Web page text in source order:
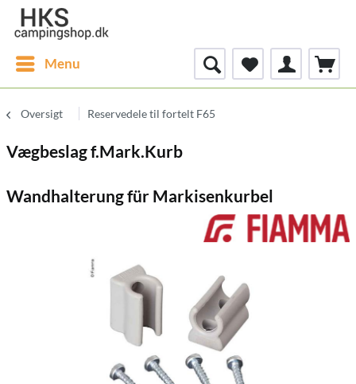
Menu
Oversigt Reservedele til fortelt F65
Vægbeslag f.Mark.Kurb
Wandhalterung für Markisenkurbel